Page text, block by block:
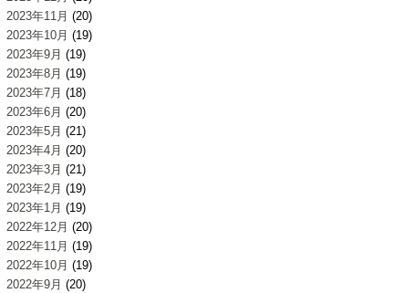
2023年11月 (20)
2023年10月 (19)
2023年9月 (19)
2023年8月 (19)
2023年7月 (18)
2023年6月 (20)
2023年5月 (21)
2023年4月 (20)
2023年3月 (21)
2023年2月 (19)
2023年1月 (19)
2022年12月 (20)
2022年11月 (19)
2022年10月 (19)
2022年9月 (20)